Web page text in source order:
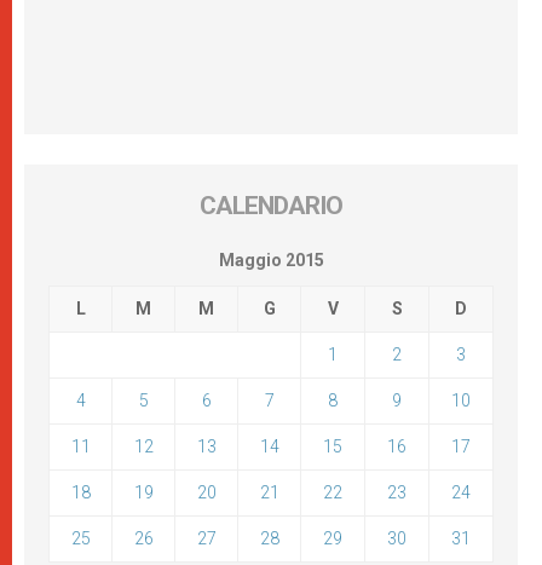
CALENDARIO
Maggio 2015
L M M G V S D
1 2 3
4 5 6 7 8 9 10
11 12 13 14 15 16 17
18 19 20 21 22 23 24
25 26 27 28 29 30 31